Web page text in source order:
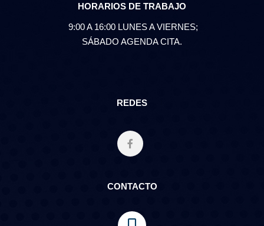
HORARIOS DE TRABAJO
9:00 A 16:00 LUNES A VIERNES;
SÁBADO AGENDA CITA.
REDES
CONTACTO